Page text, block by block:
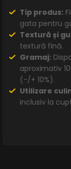
Tip produs:
gata pentru
Textură și
textură fină.
Gramaj:
aproximativ
(-/+ 10%).
Utilizare
inclusiv la